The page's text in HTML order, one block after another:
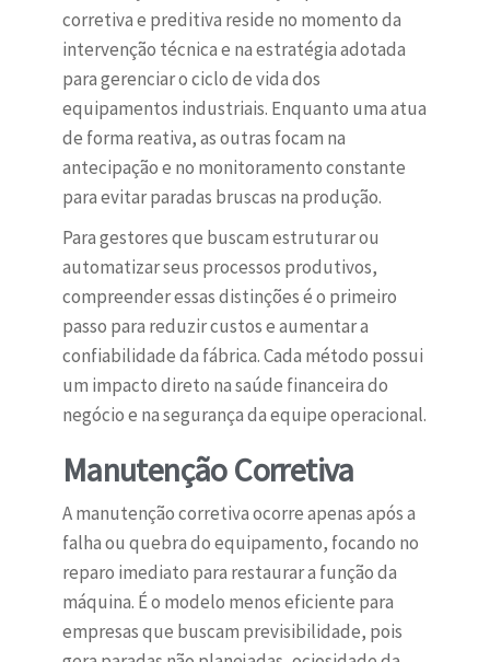
corretiva e preditiva reside no momento da
intervenção técnica e na estratégia adotada
para gerenciar o ciclo de vida dos
equipamentos industriais. Enquanto uma atua
de forma reativa, as outras focam na
antecipação e no monitoramento constante
para evitar paradas bruscas na produção.
Para gestores que buscam estruturar ou
automatizar seus processos produtivos,
compreender essas distinções é o primeiro
passo para reduzir custos e aumentar a
confiabilidade da fábrica. Cada método possui
um impacto direto na saúde financeira do
negócio e na segurança da equipe operacional.
Manutenção Corretiva
A manutenção corretiva ocorre apenas após a
falha ou quebra do equipamento, focando no
reparo imediato para restaurar a função da
máquina. É o modelo menos eficiente para
empresas que buscam previsibilidade, pois